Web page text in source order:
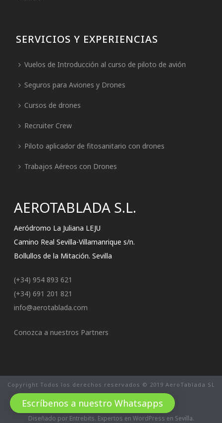
SERVICIOS Y EXPERIENCIAS
Vuelos de Introducción al curso de piloto de avión
Seguros para Aviones y Drones
Cursos de drones
Recruiter Crew
Piloto aplicador de fitosanitario con drones
Trabajos Aéreos con Drones
AEROTABLADA S.L.
Aeródromo La Juliana LEJU
Camino Real Sevilla-Villamanrique s/n.
Bollullos de la Mitación. Sevilla
(+34) 954 893 621
(+34) 691 201 821
info@aerotablada.com
Conozca a nuestros Partners
Copyright Todos los derechos reservados © 2019 AeroTablada SL
Condiciones Económicas
Diseñado por Entrebits. Expertos en WordPress en Sevilla.
Escríbenos a nuestro Whatsapps